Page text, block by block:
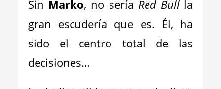
Sin Marko, no sería Red Bullla
gran escudería que es. Él, ha
sido el centro total de las
decisiones…